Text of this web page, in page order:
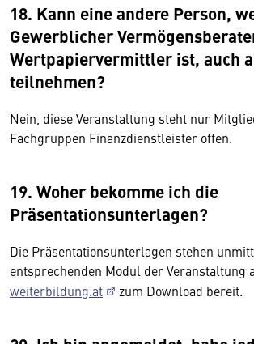
18. Kann eine andere Person,
Gewerblicher
Wertpapiervermittler ist, auch
teilnehmen?
Nein, diese Veranstaltung steht nur
Fachgruppen Finanzdienstleister offen.
19. Woher bekomme ich die
Präsentationsunterlagen?
Die Präsentationsunterlagen stehen
entsprechenden Modul der Veranstaltung
weiterbildung.at
zum Download bereit.